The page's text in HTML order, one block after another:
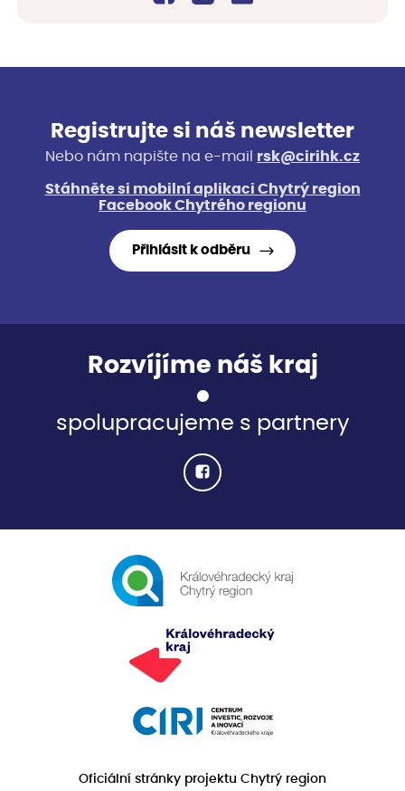
Registrujte si náš newsletter
Nebo nám napište na e-mail rsk@cirihk.cz
Stáhněte si mobilní aplikaci Chytrý region
Facebook Chytrého regionu
Přihlásit k odběru
Rozvíjíme náš kraj
spolupracujeme s partnery
Oficiální stránky projektu Chytrý region